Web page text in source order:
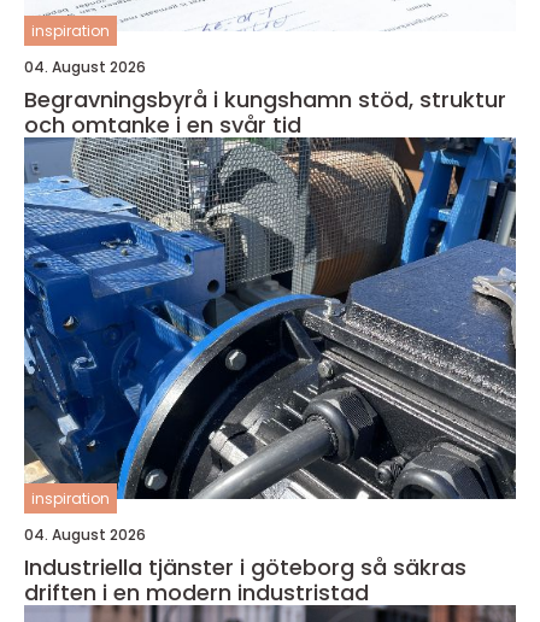
inspiration
04. August 2026
Begravningsbyrå i kungshamn stöd, struktur
och omtanke i en svår tid
inspiration
04. August 2026
Industriella tjänster i göteborg så säkras
driften i en modern industristad